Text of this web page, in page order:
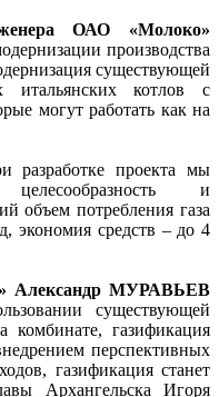
ОАО «Молоко»
производства
существующей
итальянских котлов с
могут работать как на
разработке проекта мы
и
объем потребления газа
экономия средств – до 4
Александр МУРАВЬЕВ
существующей
комбинате, газификация
перспективных
газификация станет
Архангельска Игоря